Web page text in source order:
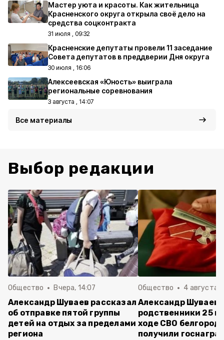
Мастер уюта и красоты. Как жительница
Красненского округа открыла своё дело на
средства соцконтракта
31 июля , 09:32
Красненские депутаты провели 11 заседание
Совета депутатов в преддверии Дня округа
30 июля , 16:06
Алексеевская «Юность» выиграла
региональные соревнования
3 августа , 14:07
Все материалы
Выбор редакции
Общество Вчера, 14:07
Александр Шуваев рассказал
об отправке пятой группы
детей на отдых за пределами
региона
Общество 4 августа ,
Александр Шуваев:
родственники 25
ходе СВО
получили